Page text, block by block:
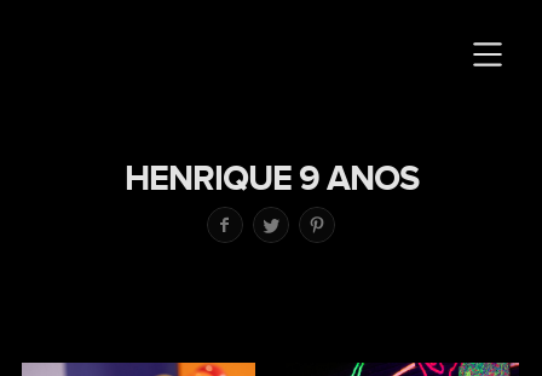
HENRIQUE 9 ANOS